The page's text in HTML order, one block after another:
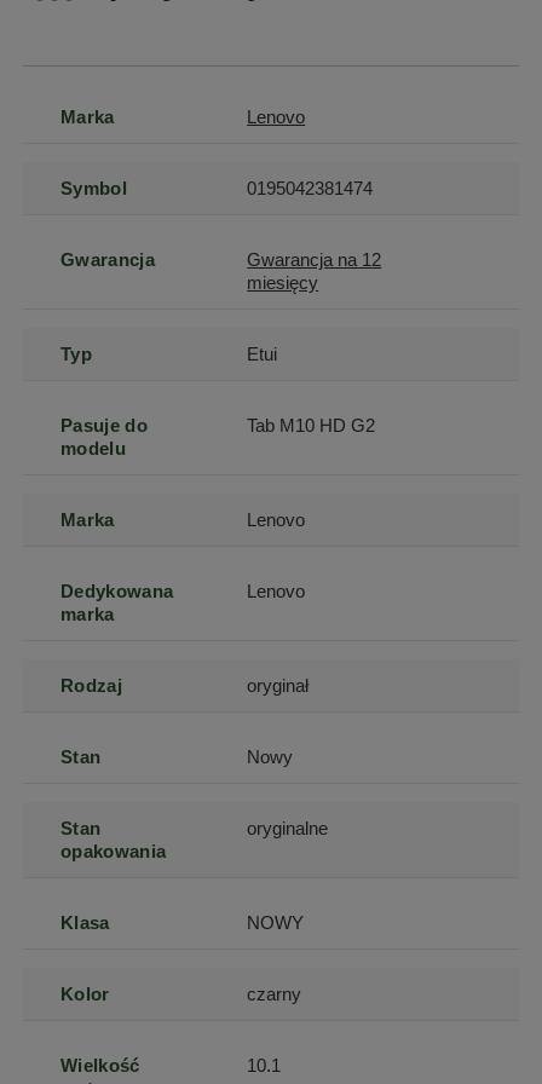
Marka Lenovo
Symbol 0195042381474
Gwarancja
Gwarancja na 12
miesięcy
Typ Etui
Pasuje do
modelu
Tab M10 HD G2
Marka Lenovo
Dedykowana
marka
Lenovo
Rodzaj oryginał
Stan Nowy
Stan
opakowania
oryginalne
Klasa NOWY
Kolor czarny
Wielkość
10.1